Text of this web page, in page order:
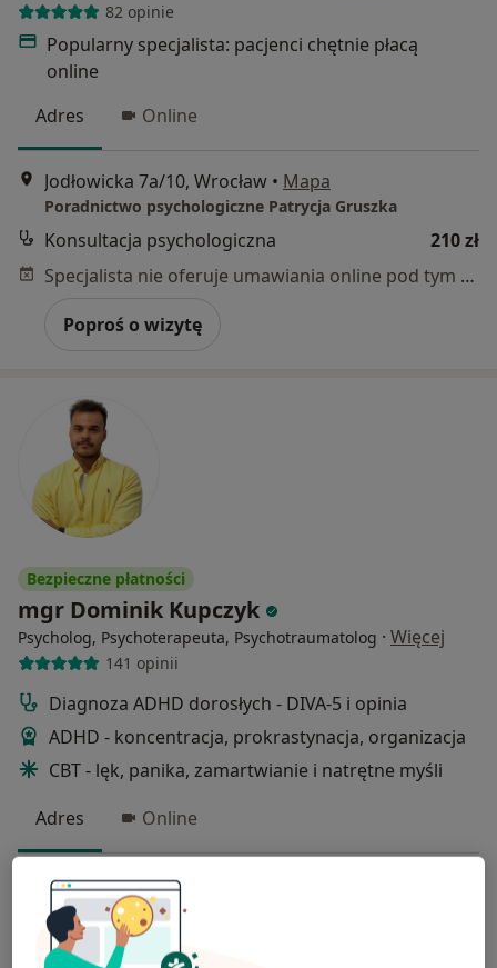
82 opinie
Popularny specjalista: pacjenci chętnie płacą
online
Adres
Online
Jodłowicka 7a/10, Wrocław • Mapa
Poradnictwo psychologiczne Patrycja Gruszka
Konsultacja psychologiczna
210 zł
Specjalista nie oferuje umawiania online pod tym adresem.
Poproś o wizytę
Bezpieczne płatności
mgr Dominik Kupczyk
Psycholog, Psychoterapeuta, Psychotraumatolog · Więcej
141 opinii
Diagnoza ADHD dorosłych - DIVA-5 i opinia
ADHD - koncentracja, prokrastynacja, organizacja
CBT - lęk, panika, zamartwianie i natrętne myśli
Adres
Online
Widok, Wrocław
PsychoForma 2
Konsultacja psychologiczna